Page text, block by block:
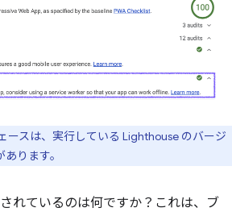
ースは、実行している Lighthouse のバージ
ります。
れているのは何ですか？これは、ブ